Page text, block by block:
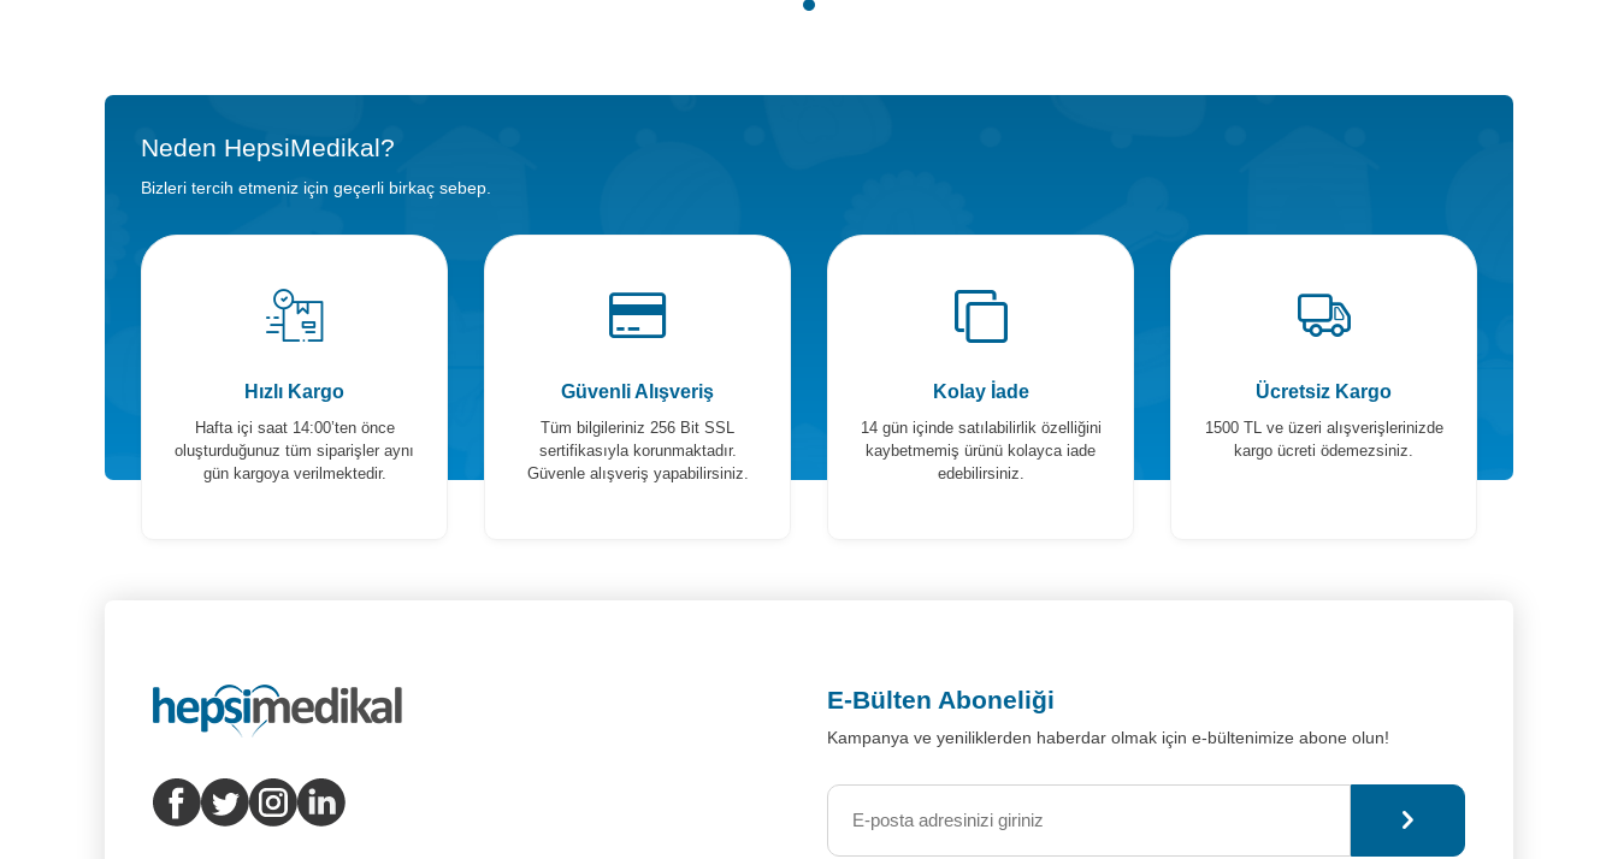
Neden HepsiMedikal?
Bizleri tercih etmeniz için geçerli birkaç sebep.
Hızlı Kargo
Hafta içi saat 14:00’ten önce
oluşturduğunuz tüm siparişler aynı
gün kargoya verilmektedir.
Güvenli Alışveriş
Tüm bilgileriniz 256 Bit SSL
sertifikasıyla korunmaktadır.
Güvenle alışveriş yapabilirsiniz.
Kolay İade
14 gün içinde satılabilirlik özelliğini
kaybetmemiş ürünü kolayca iade
edebilirsiniz.
Ücretsiz Kargo
1500 TL ve üzeri alışverişlerinizde
kargo ücreti ödemezsiniz.
E-Bülten Aboneliği
Kampanya ve yeniliklerden haberdar olmak için e-bültenimize abone olun!